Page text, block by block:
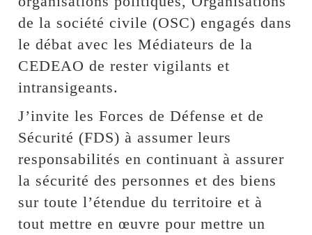
de la société civile (OSC) engagés dans
le débat avec les Médiateurs de la
CEDEAO de rester vigilants et
intransigeants.
J’invite les Forces de Défense et de
Sécurité (FDS) à assumer leurs
responsabilités en continuant à assurer
la sécurité des personnes et des biens
sur toute l’étendue du territoire et à
tout mettre en œuvre pour mettre un